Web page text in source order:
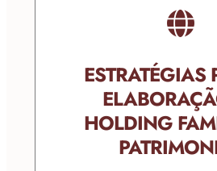
ESTRATÉGIAS
HOLDING